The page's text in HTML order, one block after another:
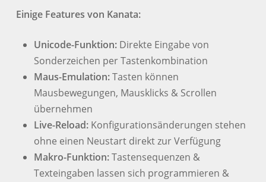
Einige Features von Kanata:
Unicode-Funktion: Direkte Eingabe von
Sonderzeichen per Tastenkombination
Maus-Emulation:Tasten können
Mausbewegungen, Mausklicks & Scrollen
übernehmen
Live-Reload:Konfigurationsänderungen stehen
ohne einen Neustart direkt zur Verfügung
Makro-Funktion:Tastensequenzen &
Texteingaben lassen sich programmieren &